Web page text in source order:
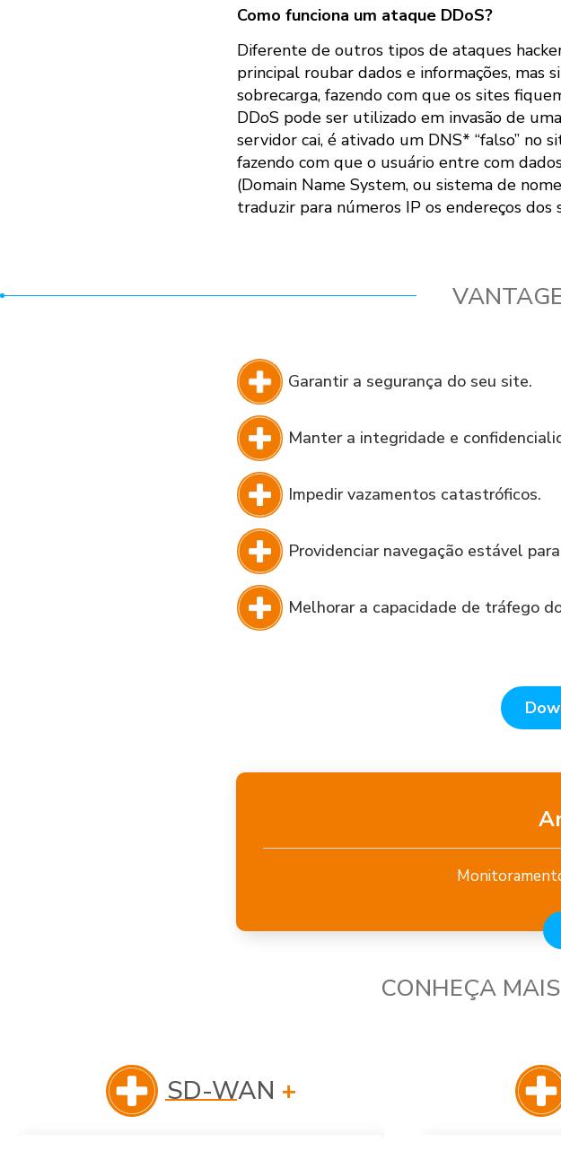
Como funciona um ataque DDoS?
Diferente de outros tipos de ataques
principal roubar dados e informações, mas
sobrecarga, fazendo com que os sites
DDoS pode ser utilizado em invasão de
servidor cai, é ativado um DNS* “falso” no
fazendo com que o usuário entre com
(Domain Name System, ou sistema de
traduzir para números IP os endereços
Garantir a segurança do seu site.
Manter a integridade e
Impedir vazamentos catastróficos.
Providenciar navegação estável
Melhorar a capacidade de tráfego
CONHEÇA
SD-WAN +